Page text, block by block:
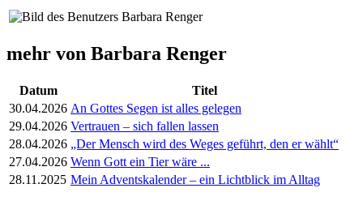
mehr von Barbara Renger
Datum
Titel
30.04.2026 An Gottes Segen ist alles gelegen
29.04.2026 Vertrauen – sich fallen lassen
28.04.2026 „Der Mensch wird des Weges geführt, den er wählt“
27.04.2026 Wenn Gott ein Tier wäre ...
28.11.2025 Mein Adventskalender – ein Lichtblick im Alltag